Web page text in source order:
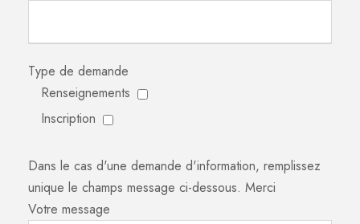
Type de demande
Renseignements
Inscription
Dans le cas d'une demande d'information, remplissez
unique le champs message ci-dessous. Merci
Votre message